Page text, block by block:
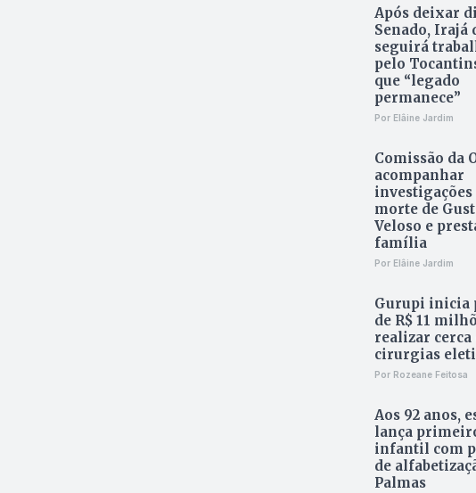
Após deixar
Senado, Irajá
seguirá
pelo
que “legado
permanece”
Por Elâine Jardim
Comissão da
acompanhar
investigações
morte de
Veloso e
família
Por Elâine Jardim
Gurupi inicia
de R$ 11
realizar cerca
cirurgias
Por Rozeane Feitosa
Aos 92 anos,
lança
infantil com
de
Palmas